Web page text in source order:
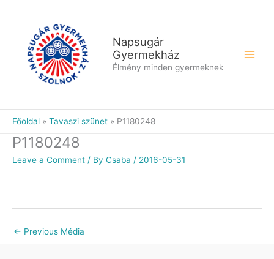
Napsugár
Gyermekház
Élmény minden gyermeknek
Főoldal Tavaszi szünet P1180248
P1180248
Leave a Comment / By Csaba / 2016-05-31
← Previous Média